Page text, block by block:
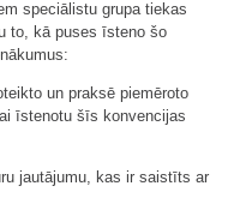
speciālistu grupa tiekas
to, kā puses īsteno šo
un praksē piemēroto
īstenotu šīs konvencijas
jautājumu, kas ir saistīts ar